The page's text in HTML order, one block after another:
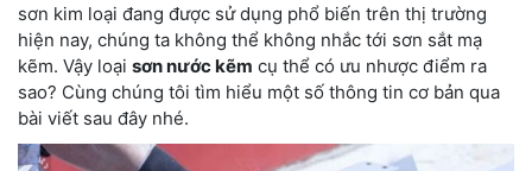
sơn kim loại đang được sử dụng phổ biến trên thị trường
hiện nay, chúng ta không thể không nhắc tới sơn sắt mạ
kẽm. Vậy loại sơn nước kẽm cụ thể có ưu nhược điểm ra
sao? Cùng chúng tôi tìm hiểu một số thông tin cơ bản qua
bài viết sau đây nhé.